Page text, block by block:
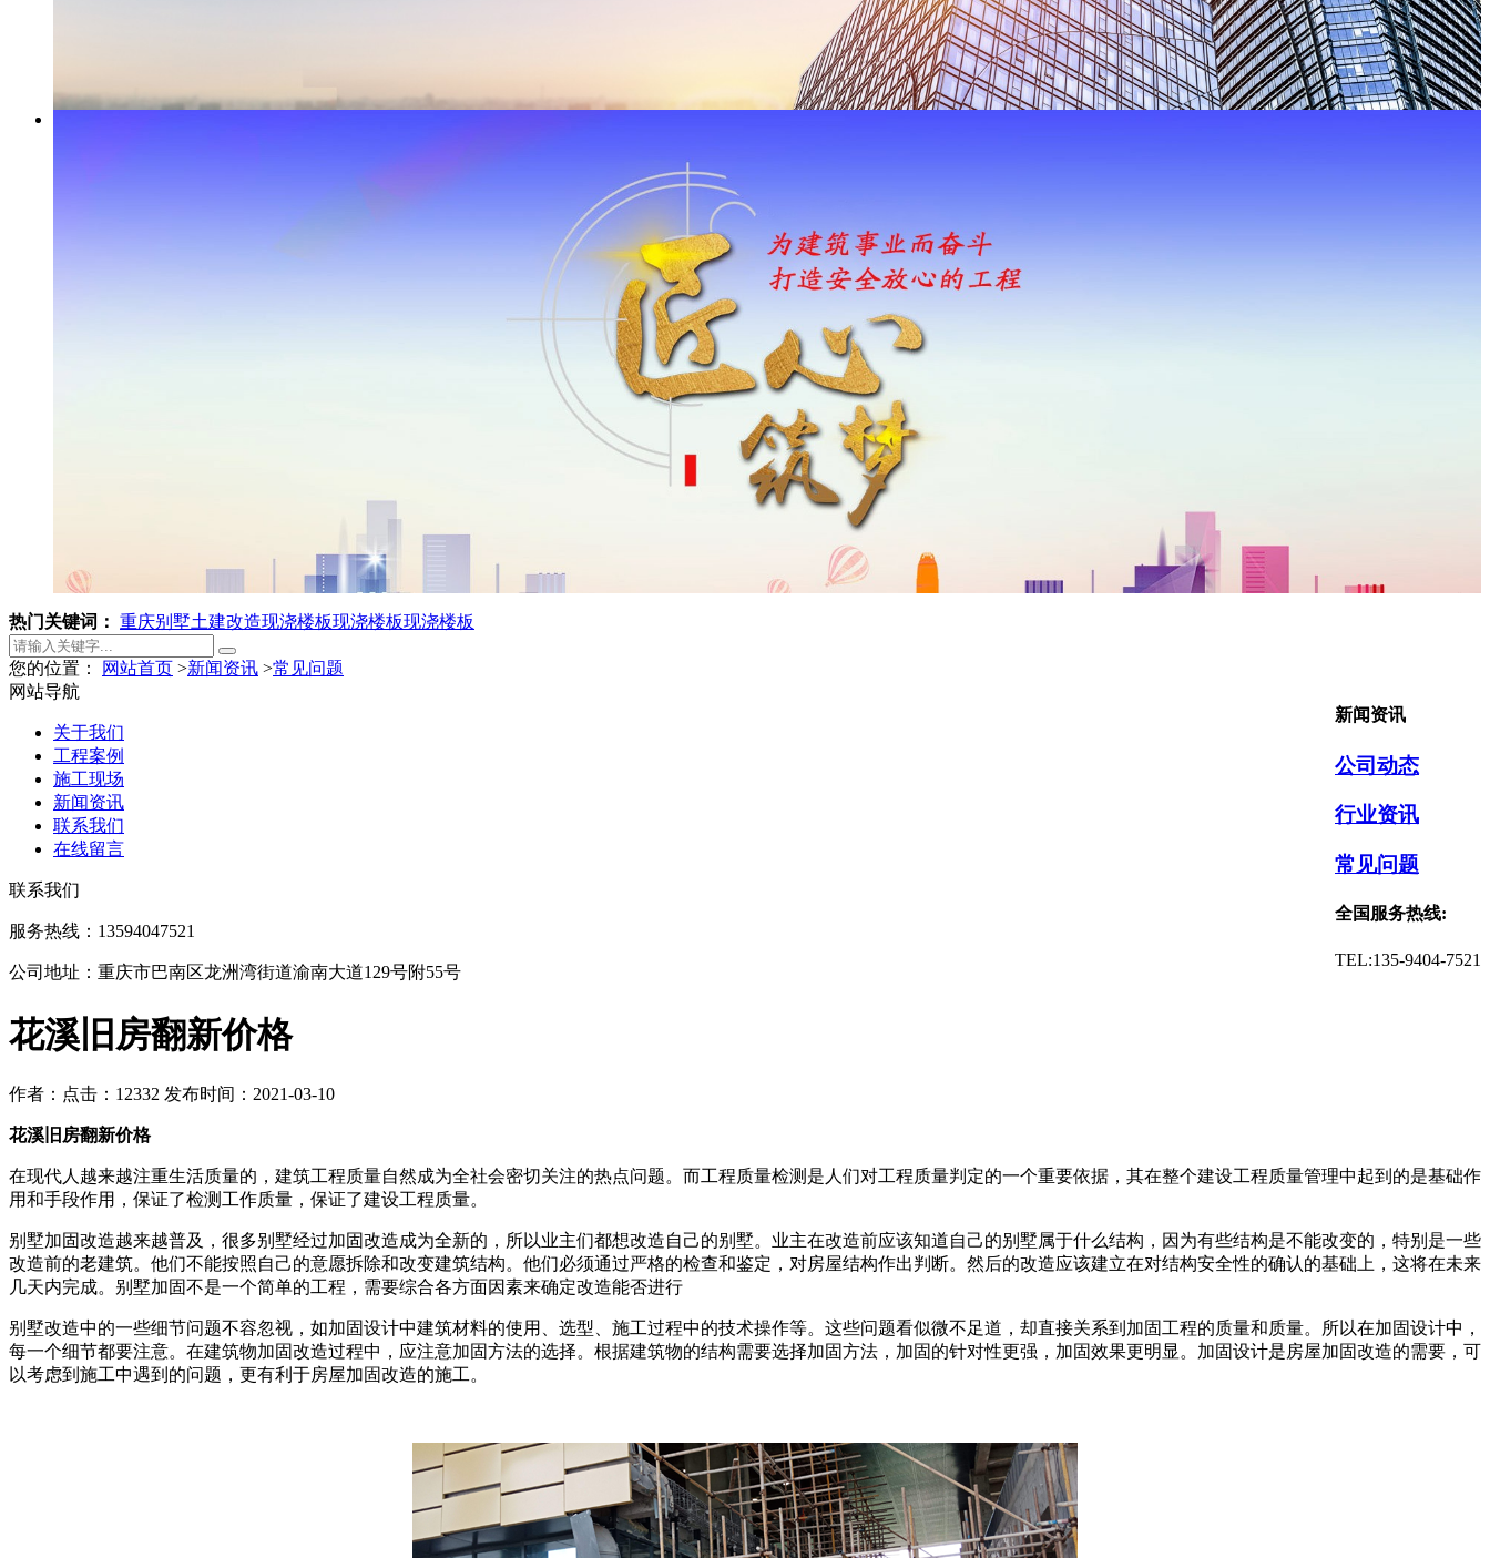
热门关键词： 重庆别墅土建改造现浇楼板现浇楼板现浇楼板
您的位置： 网站首页 >新闻资讯 >常见问题
新闻资讯
公司动态
行业资讯
常见问题
全国服务热线:
TEL:135-9404-7521
花溪旧房翻新价格
作者： 点击：12332 发布时间：2021-03-10
花溪旧房翻新价格
在现代人越来越注重生活质量的，建筑工程质量自然成为全社会密切关注的热点问题。而工程质量检测是人们对工程质量判定的一个重要依据，其在整个建设工程质量管理中起到的是基础作
用和手段作用，保证了检测工作质量，保证了建设工程质量。
别墅加固改造越来越普及，很多别墅经过加固改造成为全新的，所以业主们都想改造自己的别墅。业主在改造前应该知道自己的别墅属于什么结构，因为有些结构是不能改变的，特别是一些
改造前的老建筑。他们不能按照自己的意愿拆除和改变建筑结构。他们必须通过严格的检查和鉴定，对房屋结构作出判断。然后的改造应该建立在对结构安全性的确认的基础上，这将在未来
几天内完成。别墅加固不是一个简单的工程，需要综合各方面因素来确定改造能否进行
别墅改造中的一些细节问题不容忽视，如加固设计中建筑材料的使用、选型、施工过程中的技术操作等。这些问题看似微不足道，却直接关系到加固工程的质量和质量。所以在加固设计中，
每一个细节都要注意。在建筑物加固改造过程中，应注意加固方法的选择。根据建筑物的结构需要选择加固方法，加固的针对性更强，加固效果更明显。加固设计是房屋加固改造的需要，可
以考虑到施工中遇到的问题，更有利于房屋加固改造的施工。
网站导航
关于我们
工程案例
施工现场
新闻资讯
联系我们
在线留言
联系我们
服务热线：13594047521
公司地址：重庆市巴南区龙洲湾街道渝南大道129号附55号